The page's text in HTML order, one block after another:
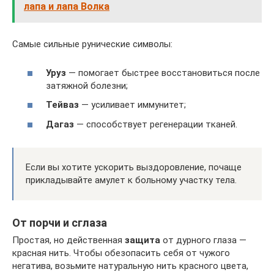
лапа и лапа Волка
Самые сильные рунические символы:
Уруз — помогает быстрее восстановиться после
затяжной болезни;
Тейваз — усиливает иммунитет;
Дагаз — способствует регенерации тканей.
Если вы хотите ускорить выздоровление, почаще
прикладывайте амулет к больному участку тела.
От порчи и сглаза
Простая, но действенная защита от дурного глаза —
красная нить. Чтобы обезопасить себя от чужого
негатива, возьмите натуральную нить красного цвета,